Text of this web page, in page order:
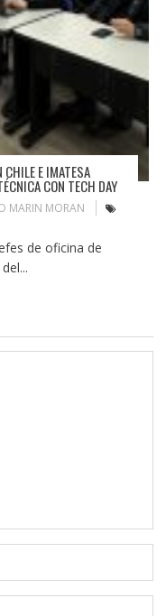
CHILE E IMATESA
CON TECH DAY
MARIN MORAN
de oficina de